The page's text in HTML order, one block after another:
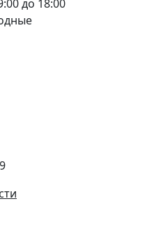
до 18:00